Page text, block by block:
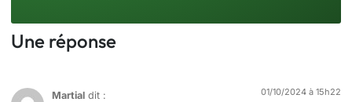
Une réponse
Martial dit : 01/10/2024 à 15h22